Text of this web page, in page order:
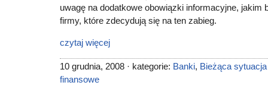
uwagę na dodatkowe obowiązki informacyjne, jakim
firmy, które zdecydują się na ten zabieg.
czytaj więcej
10 grudnia, 2008 · kategorie: Banki, Bieżąca
finansowe